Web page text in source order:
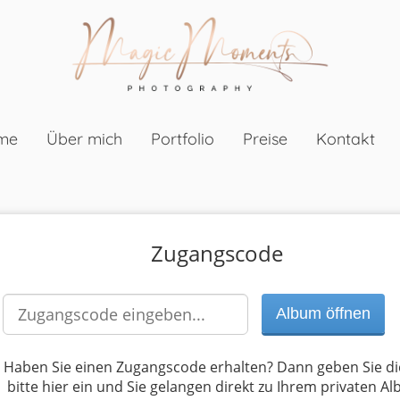
Über mich Portfolio Preise Kontakt
Zugangscode
Haben Sie einen Zugangscode erhalten? Dann geben Sie
bitte hier ein und Sie gelangen direkt zu Ihrem privaten